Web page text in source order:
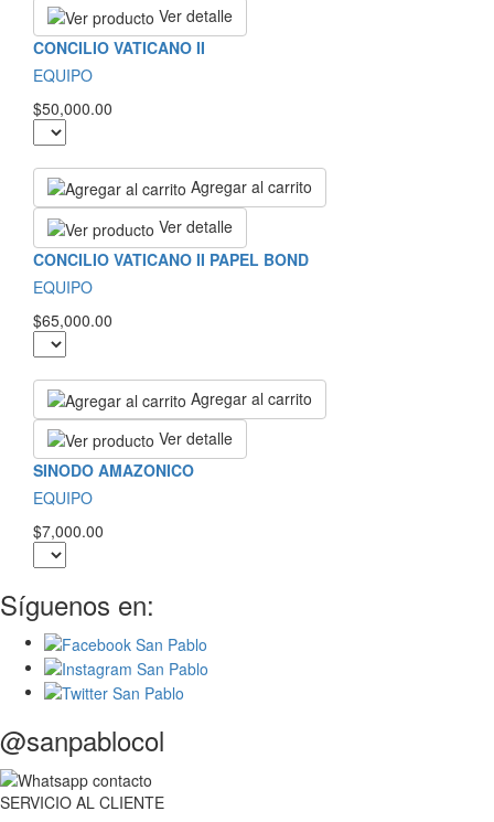
Ver detalle
CONCILIO VATICANO II
EQUIPO
$50,000.00
Agregar al carrito
Ver detalle
CONCILIO VATICANO II PAPEL BOND
EQUIPO
$65,000.00
Agregar al carrito
Ver detalle
SINODO AMAZONICO
EQUIPO
$7,000.00
Síguenos en:
@sanpablocol
SERVICIO AL CLIENTE